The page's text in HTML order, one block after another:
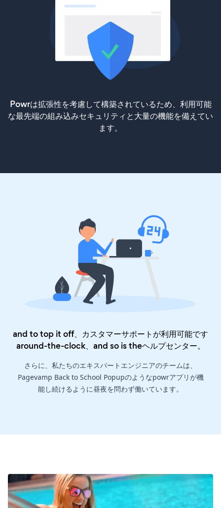
Powrは拡張性を考慮して構築されているため、利用可能
な最先端の組み込みセキュリティと大量の機能を備えてい
ます。
and to top it off、カスタマーサポートが利用可能です
around-the-clock、and so is theヘルプセンター。
さらに、私たちのエキスパートエンジニアのチームは、
Pagevamp Back to School Popupのようなpowrアプリが機
能し続けるように昼夜を問わず働いています。